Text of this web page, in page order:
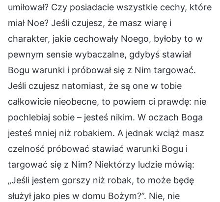
umiłował? Czy posiadacie wszystkie cechy, które
miał Noe? Jeśli czujesz, że masz wiarę i
charakter, jakie cechowały Noego, byłoby to w
pewnym sensie wybaczalne, gdybyś stawiał
Bogu warunki i próbował się z Nim targować.
Jeśli czujesz natomiast, że są one w tobie
całkowicie nieobecne, to powiem ci prawdę: nie
pochlebiaj sobie – jesteś nikim. W oczach Boga
jesteś mniej niż robakiem. A jednak wciąż masz
czelność próbować stawiać warunki Bogu i
targować się z Nim? Niektórzy ludzie mówią:
„Jeśli jestem gorszy niż robak, to może będę
służył jako pies w domu Bożym?”. Nie, nie